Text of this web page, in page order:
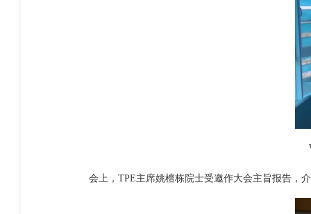
会上，TPE主席姚檀栋院士受邀作大会主旨报告，介